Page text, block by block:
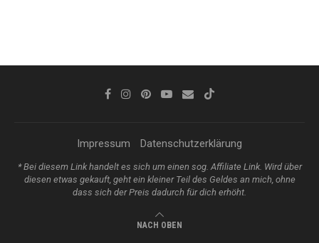
Impressum Datenschutzerklärung
* Bei diesem Link handelt es sich um einen sog. Affiliate Link. Wird über
diesen etwas gekauft, geht ein kleiner Teil des Geldes an mich, ohne
dass sich der Preis dadurch für dich erhöht.
NACH OBEN